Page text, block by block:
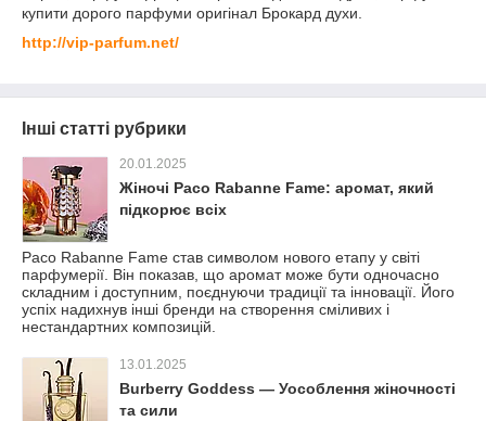
http://vip-parfum.net/
Інші статті рубрики
20.01.2025
Жіночі Paco Rabanne Fame: аромат, який
пiдкорює всіх
Paco Rabanne Fame став символом нового етапу у свiтi
парфумерiї. Вiн показав, що аромат може бути одночасно
складним i доступним, поєднуючи традицiї та iнновацiї. Його
успiх надихнув iншi бренди на створення смiливих i
нестандартних композицiй.
13.01.2025
Burberry Goddess — Уособлення жіночності
та сили